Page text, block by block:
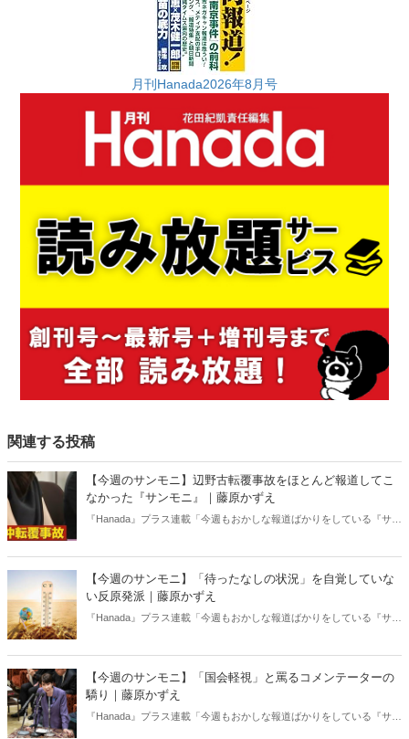
月刊Hanada2026年8月号
関連する投稿
【今週のサンモニ】辺野古転覆事故をほとんど報道してこ
なかった『サンモニ』｜藤原かずえ
『Hanada』プラス連載「今週もおかしな報道ばかりをしている『サン
【今週のサンモニ】「待ったなしの状況」を自覚していな
い反原発派｜藤原かずえ
『Hanada』プラス連載「今週もおかしな報道ばかりをしている『サン
【今週のサンモニ】「国会軽視」と罵るコメンテーターの
驕り｜藤原かずえ
『Hanada』プラス連載「今週もおかしな報道ばかりをしている『サン